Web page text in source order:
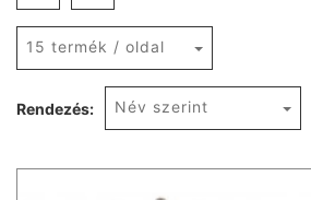
15 termék / oldal
Rendezés: Név szerint